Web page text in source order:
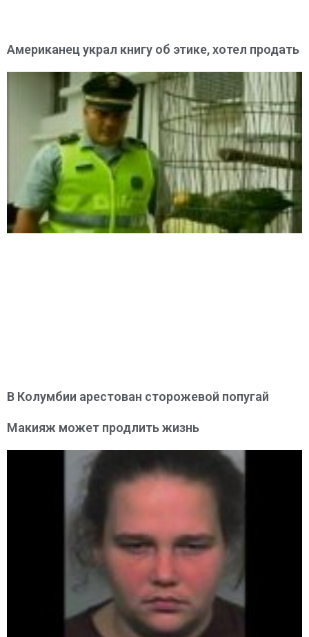
Американец украл книгу об этике, хотел продать
В Колумбии арестован сторожевой попугай
Макияж может продлить жизнь